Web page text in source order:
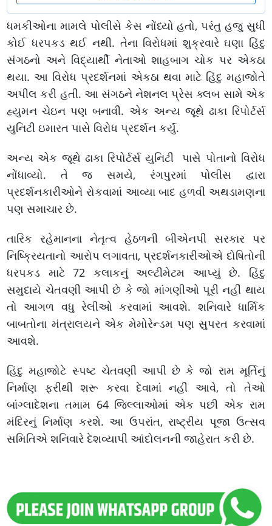
ધમકીઓના મામલે પોલીસે કેસ નોંધ્યો હતો, પરંતુ હજુ સુધી
કોઈ ધરપકડ થઈ નથી. તેના વિરોધમાં શુક્રવારે ઘણા હિંદુ
સંગઠનો અને વિદ્યાર્થી નેતાઓ શાહબાગ ચોક પર એકઠા
થયા. આ વિરોધ પ્રદર્શનમાં એકઠા થવા માટે હિંદુ મહાજોતે
અપીલ કરી હતી. આ સંગઠને નેશનલ પ્રેસ ક્લબ સામે એક
હ્યુમન ચેઇન પણ બનાવી. એક અન્ય જૂથે ઢાકા રિપોર્ટર્સ
યુનિટી ઇમારત પાસે વિરોધ પ્રદર્શન કર્યું.
અન્ય એક જૂથે ઢાકા રિપોર્ટર્સ યુનિટી પાસે પોતાનો વિરોધ
નોંધાવ્યો. તે જ સમયે, રંગપુરમાં પોલીસ દ્વારા
પ્રદર્શનકારીઓને રોકવામાં આવ્યા બાદ હળવી અથડામણના
પણ સમાચાર છે.
તારિક રહેમાનના નેતૃત્વ હેઠળની બીએનપી સરકાર પર
નિષ્ક્રિયતાનો આરોપ લગાવતા, પ્રદર્શનકારીઓએ દોષિતોની
ધરપકડ માટે 72 કલાકનું અલ્ટીમેટમ આપ્યું છે. હિંદુ
સમુદાયે ચેતવણી આપી છે કે જો માંગણીઓ પૂરી નહીં થાય
તો આગળ વધુ રેલીઓ કરવામાં આવશે. શનિવારે ધાર્મિક
બાબતોના મંત્રાલયને એક મેમોરેન્ડમ પણ સુપરત કરવામાં
આવશે.
હિંદુ મહાજોટે સ્પષ્ટ ચેતવણી આપી છે કે જો રામ મૂર્તિનું
નિર્માણ ફરીથી શરૂ કરવા દેવામાં નહીં આવે, તો તેઓ
બાંગ્લાદેશના તમામ 64 જિલ્લાઓમાં એક પછી એક રામ
મંદિરનું નિર્માણ કરશે. આ ઉપરાંત, રાષ્ટ્રીય પૂજા ઉત્સવ
સમિતિએ શનિવારે દેશવ્યાપી આંદોલનની જાહેરાત કરી છે.